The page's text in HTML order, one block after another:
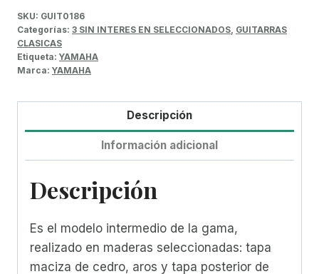
SKU: GUIT0186
Categorías: 3 SIN INTERES EN SELECCIONADOS GUITARRAS
CLASICAS
Etiqueta: YAMAHA
Marca: YAMAHA
Descripción
Información adicional
Descripción
Es el modelo intermedio de la gama,
realizado en maderas seleccionadas: tapa
maciza de cedro, aros y tapa posterior de